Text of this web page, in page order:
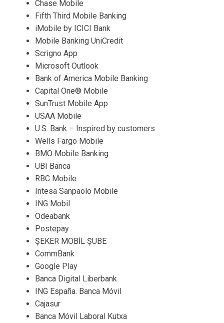
Chase Mobile
Fifth Third Mobile Banking
iMobile by ICICI Bank
Mobile Banking UniCredit
Scrigno App
Microsoft Outlook
Bank of America Mobile Banking
Capital One® Mobile
SunTrust Mobile App
USAA Mobile
U.S. Bank – Inspired by customers
Wells Fargo Mobile
BMO Mobile Banking
UBI Banca
RBC Mobile
Intesa Sanpaolo Mobile
ING Mobil
Odeabank
Postepay
ŞEKER MOBİL ŞUBE
CommBank
Google Play
Banca Digital Liberbank
ING España. Banca Móvil
Cajasur
Banca Móvil Laboral Kutxa